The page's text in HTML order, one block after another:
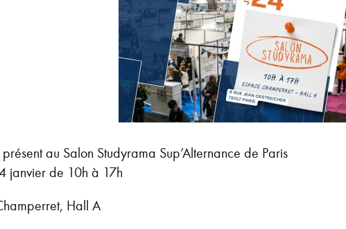
au Salon Studyrama Sup’Alternance de Paris
janvier de 10h à 17h
Hall A